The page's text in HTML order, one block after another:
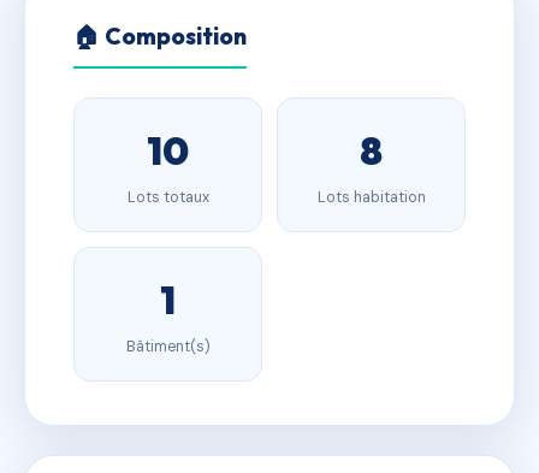
🏠 Composition
10
Lots totaux
8
Lots habitation
1
Bâtiment(s)